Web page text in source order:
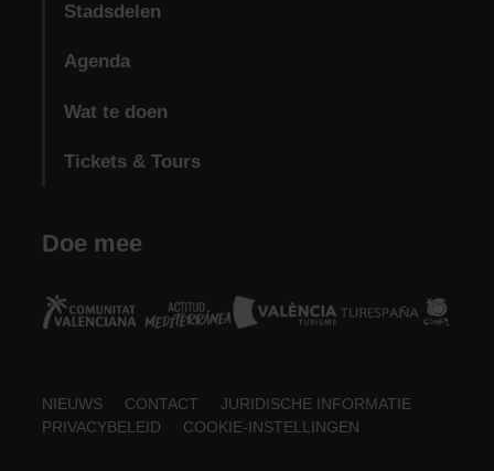
Stadsdelen
Agenda
Wat te doen
Tickets & Tours
Doe mee
Footer
about
NIEUWS CONTACT
JURIDISCHE INFORMATIE
PRIVACYBELEID
COOKIE-INSTELLINGEN